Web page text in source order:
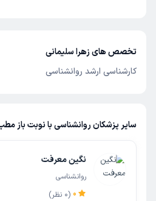
تخصص های زهرا سلیمانی
کارشناسی ارشد روانشناسی
سایر پزشکان روانشناسی با نوبت باز
نگین معرفت
روانشناسی
0
(
0 نظر)